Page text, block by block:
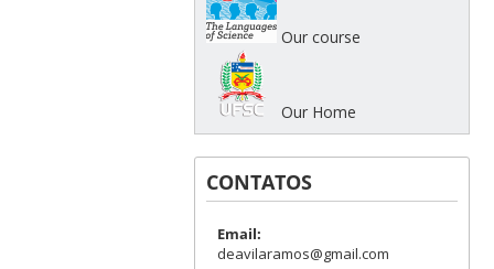
Our course
Our Home
CONTATOS
Email:
deavilaramos@gmail.com